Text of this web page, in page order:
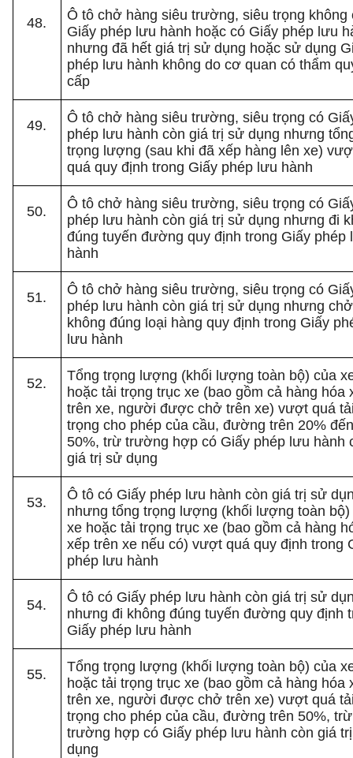
Ô tô chở hàng siêu trường, siêu trọng không
Giấy phép lưu hành hoặc có Giấy phép lưu
nhưng đã hết giá trị sử dụng hoặc sử dụng
phép lưu hành không do cơ quan có thẩm
cấp
Ô tô chở hàng siêu trường, siêu trọng có
phép lưu hành còn giá trị sử dụng nhưng
trọng lượng (sau khi đã xếp hàng lên xe)
quá quy định trong Giấy phép lưu hành
Ô tô chở hàng siêu trường, siêu trọng có
phép lưu hành còn giá trị sử dụng nhưng đi
đúng tuyến đường quy định trong Giấy phép
hành
Ô tô chở hàng siêu trường, siêu trọng có
phép lưu hành còn giá trị sử dụng nhưng chở
không đúng loại hàng quy định trong Giấy
lưu hành
Tổng trọng lượng (khối lượng toàn bộ) của
hoặc tải trọng trục xe (bao gồm cả hàng hóa
trên xe, người được chở trên xe) vượt quá
trọng cho phép của cầu, đường trên 20%
50%, trừ trường hợp có Giấy phép lưu hành
giá trị sử dụng
Ô tô có Giấy phép lưu hành còn giá trị sử
nhưng tổng trọng lượng (khối lượng toàn bộ)
xe hoặc tải trọng trục xe (bao gồm cả hàng
xếp trên xe nếu có) vượt quá quy định trong
phép lưu hành
Ô tô có Giấy phép lưu hành còn giá trị sử
nhưng đi không đúng tuyến đường quy định
Giấy phép lưu hành
Tổng trọng lượng (khối lượng toàn bộ) của
hoặc tải trọng trục xe (bao gồm cả hàng hóa
trên xe, người được chở trên xe) vượt quá
trọng cho phép của cầu, đường trên 50%, trừ
trường hợp có Giấy phép lưu hành còn giá
dụng